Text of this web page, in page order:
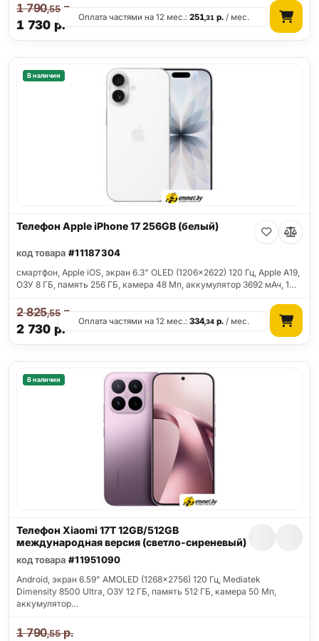
1 730 р.
1 790,55р.
Оплата частями на 12 мес.:251,31 р. / мес.
В наличии
Телефон Apple iPhone 17 256GB (белый)
код товара #11187304
смартфон, Apple iOS, экран 6.3" OLED (1206x2622) 120 Гц, Apple A19,
ОЗУ 8 ГБ, память 256 ГБ, камера 48 Мп, аккумулятор 3692 мАч, 1…
2 730 р.
2 825,55р.
Оплата частями на 12 мес.:334,34 р. / мес.
В наличии
Телефон Xiaomi 17T 12GB/512GB
международная версия (светло-сиреневый)
код товара #11951090
Android, экран 6.59" AMOLED (1268x2756) 120 Гц, Mediatek
Dimensity 8500 Ultra, ОЗУ 12 ГБ, память 512 ГБ, камера 50 Мп,
аккумулятор…
1 790,55р.